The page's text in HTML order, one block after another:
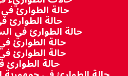
حالة الطوارئ
حالة الطوارئ
حالة الطوارئ في
حالة الطوارئ
حالة الطوارئ
حالة الطوارئ